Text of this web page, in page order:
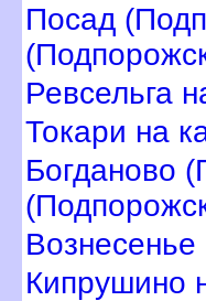
Посад
Ревсельга
Токари на
Богданово
ознесенье
Кипрушино